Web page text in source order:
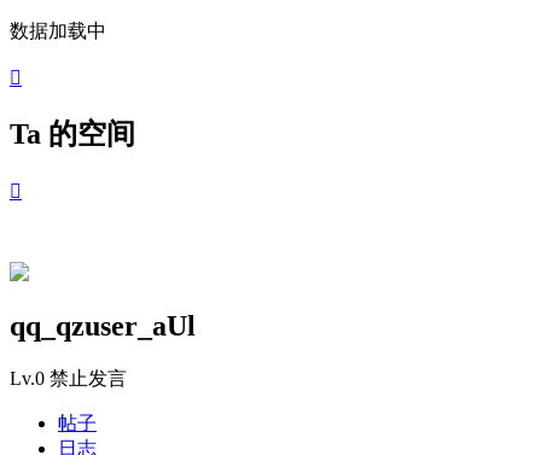
数据加载中

Ta 的空间

qq_qzuser_aUl
Lv.0 禁止发言
帖子
日志